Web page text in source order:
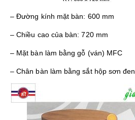
– Đường kính mặt bàn: 600 mm
– Chiều cao của bàn: 720 mm
– Mặt bàn làm bằng gỗ (ván) MFC
– Chân bàn làm bằng sắt hộp sơn đen